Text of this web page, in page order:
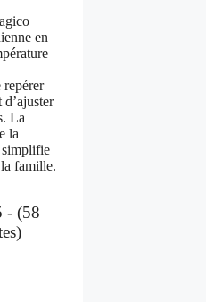
en
repérer
La
la
simplifie
famille.
- (58